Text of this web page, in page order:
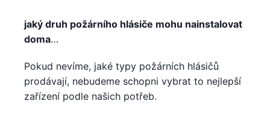
jaký druh požárního hlásiče mohu nainstalovat
doma…
Pokud nevíme, jaké typy požárních hlásičů
prodávají, nebudeme schopni vybrat to nejlepší
zařízení podle našich potřeb.